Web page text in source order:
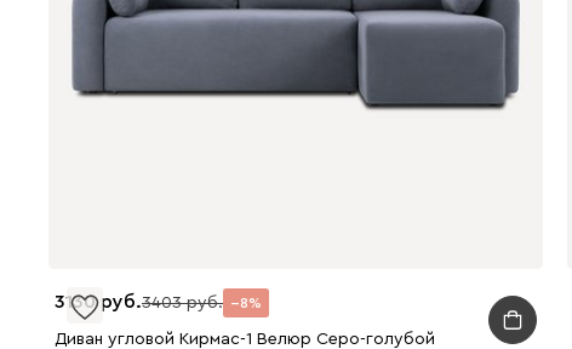
3130 3403 8
Диван угловой Кирмас-1 Велюр Серо-голубой